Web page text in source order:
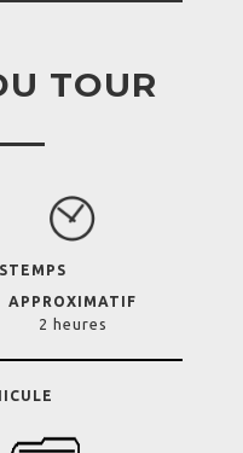
TOUR
TEMPS
APPROXIMATIF
2 heures